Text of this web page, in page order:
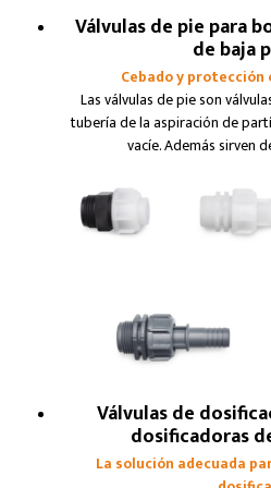
Válvulas de pie para
de baja
Cebado y
Las válvulas de pie son
tubería de la aspiración de
vacíe. Además sirven
Válvulas de
dosificadoras
La solución adecuada